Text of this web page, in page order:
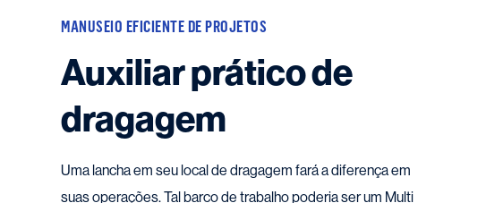
MANUSEIO EFICIENTE DE PROJETOS
Auxiliar prático de
dragagem
Uma lancha em seu local de dragagem fará a diferença em
suas operações. Tal barco de trabalho poderia ser um Multi